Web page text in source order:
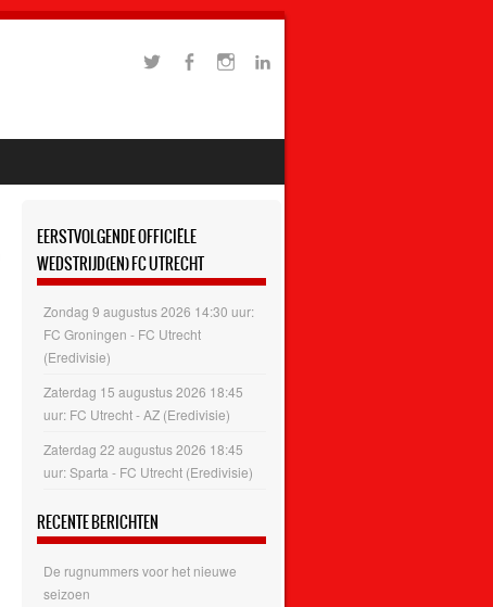
EERSTVOLGENDE OFFICIËLE
WEDSTRIJD(EN) FC UTRECHT
Zondag 9 augustus 2026 14:30 uur:
FC Groningen - FC Utrecht
(Eredivisie)
Zaterdag 15 augustus 2026 18:45
uur: FC Utrecht - AZ (Eredivisie)
Zaterdag 22 augustus 2026 18:45
uur: Sparta - FC Utrecht (Eredivisie)
RECENTE BERICHTEN
De rugnummers voor het nieuwe
seizoen